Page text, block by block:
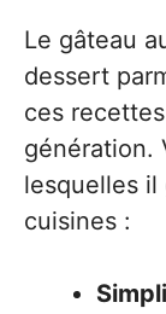
Le gâteau
dessert
ces
génération.
lesquelles il
cuisines :